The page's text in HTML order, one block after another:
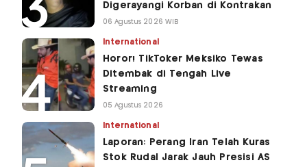
Digerayangi Korban di Kontrakan
06 Agustus 2026 WIB
International
Horor! TikToker Meksiko Tewas
Ditembak di Tengah Live
Streaming
05 Agustus 2026
International
Laporan: Perang Iran Telah Kuras
Stok Rudal Jarak Jauh Presisi AS